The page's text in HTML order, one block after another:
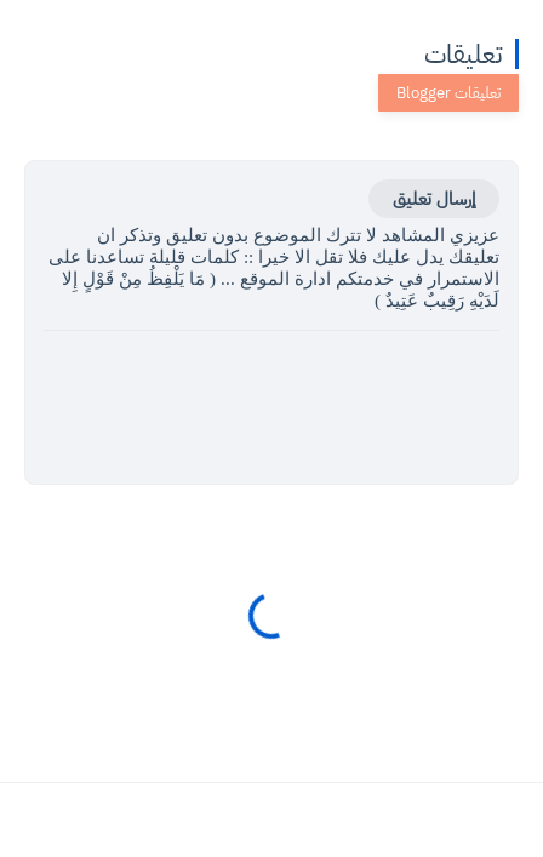
تعليقات
إرسال تعليق
عزيزي المشاهد لا تترك الموضوع بدون تعليق وتذكر ان
تعليقك يدل عليك فلا تقل الا خيرا :: كلمات قليلة تساعدنا على
الاستمرار في خدمتكم ادارة الموقع ... ( مَا يَلْفِظُ مِنْ قَوْلٍ إِلا
لَدَيْهِ رَقِيبٌ عَتِيدٌ )